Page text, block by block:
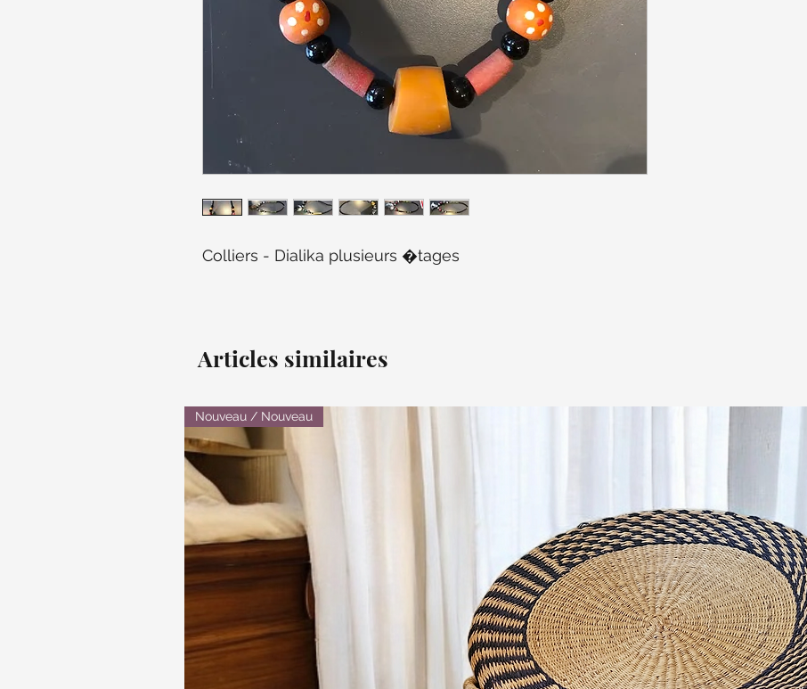
Colliers - Dialika plusieurs �tages
Articles similaires
Nouveau / Nouveau